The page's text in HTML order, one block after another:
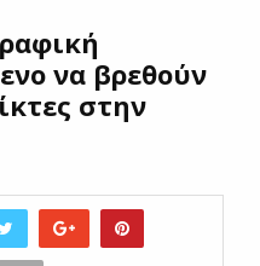
να βρεθούν
στην